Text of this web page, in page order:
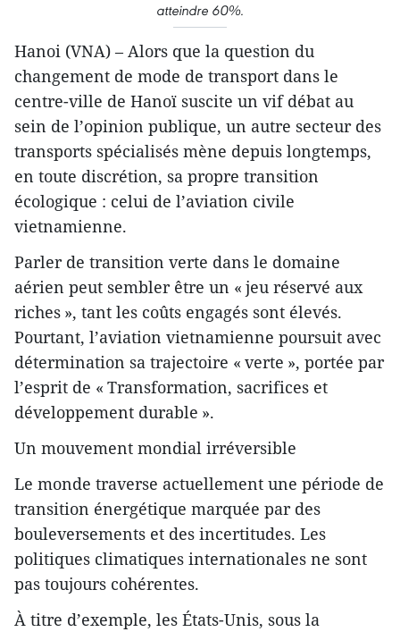
atteindre 60%.
Hanoi (VNA) – Alors que la question du
changement de mode de transport dans le
centre-ville de Hanoï suscite un vif débat au
sein de l’opinion publique, un autre secteur des
transports spécialisés mène depuis longtemps,
en toute discrétion, sa propre transition
écologique : celui de l’aviation civile
vietnamienne.
Parler de transition verte dans le domaine
aérien peut sembler être un « jeu réservé aux
riches », tant les coûts engagés sont élevés.
Pourtant, l’aviation vietnamienne poursuit avec
détermination sa trajectoire « verte », portée par
l’esprit de « Transformation, sacrifices et
développement durable ».
Un mouvement mondial irréversible
Le monde traverse actuellement une période de
transition énergétique marquée par des
bouleversements et des incertitudes. Les
politiques climatiques internationales ne sont
pas toujours cohérentes.
À titre d’exemple, les États-Unis, sous la